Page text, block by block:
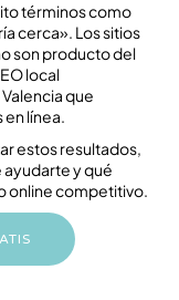
términos como
cerca». Los sitios
son producto del
local
que
línea.
estos resultados,
ayudarte y qué
online competitivo.